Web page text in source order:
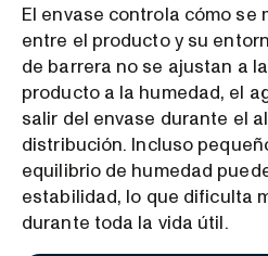
El envase controla cómo se
entre el producto y su
de barrera no se ajustan a
producto a la humedad, el
salir del envase durante el
distribución. Incluso
equilibrio de humedad
estabilidad, lo que dificulta
durante toda la vida útil.